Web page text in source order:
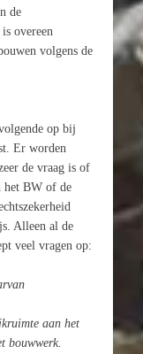
de
overeen
volgens de
op bij
Er worden
de vraag is of
het BW of de
Alleen al de
veel vragen op:
aan het
bouwwerk.